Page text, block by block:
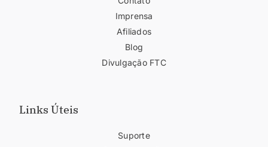
Imprensa
Afiliados
Blog
Divulgação FTC
Links Úteis
Suporte